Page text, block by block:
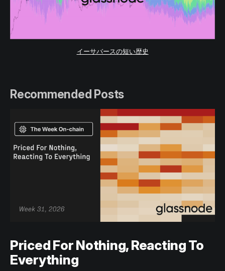
イーサバースの短い歴史
Recommended Posts
Priced For Nothing, Reacting To
Everything